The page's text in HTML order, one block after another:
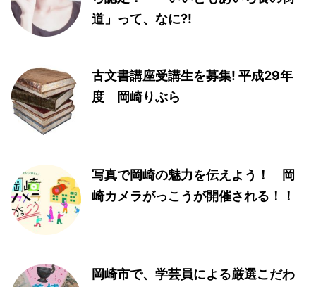
道」って、なに?!
古文書講座受講生を募集! 平成29年
度 岡崎りぶら
写真で岡崎の魅力を伝えよう！ 岡
崎カメラがっこうが開催される！！
岡崎市で、学芸員による厳選こだわ